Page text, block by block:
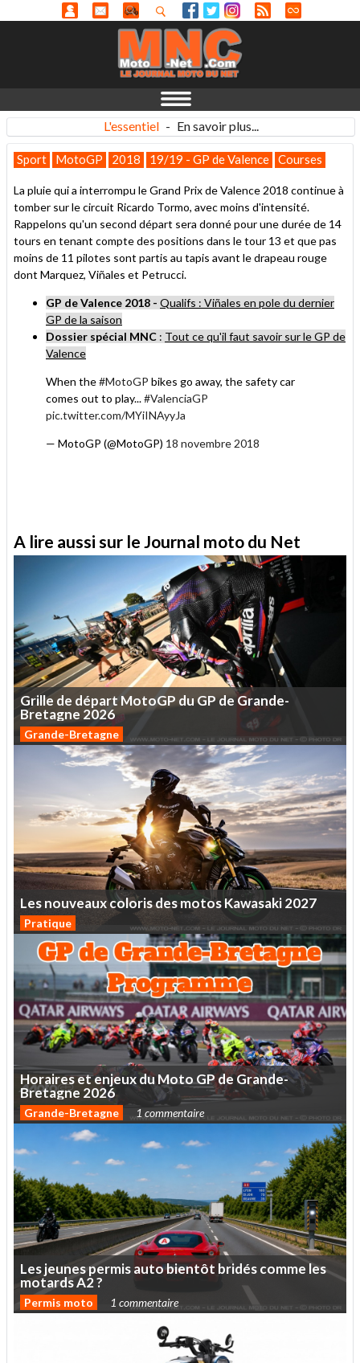
L'essentiel - En savoir plus...
Sport MotoGP 2018 19/19 - GP de Valence Courses
La pluie qui a interrompu le Grand Prix de Valence 2018 continue à
tomber sur le circuit Ricardo Tormo, avec moins d'intensité.
Rappelons qu'un second départ sera donné pour une durée de 14
tours en tenant compte des positions dans le tour 13 et que pas
moins de 11 pilotes sont partis au tapis avant le drapeau rouge
dont Marquez, Viñales et Petrucci.
GP de Valence 2018 - Qualifs : Viñales en pole du dernier
GP de la saison
Dossier spécial MNC : Tout ce qu'il faut savoir sur le GP de
Valence
When the#MotoGP bikes go away, the safety car
comes out to play...#ValenciaGP
pic.twitter.com/MYiINAyyJa
— MotoGP (@MotoGP) 18 novembre 2018
A lire aussi sur le Journal moto du Net
Grille de départ MotoGP duGPdeGrande-
Bretagne 2026
Grande-Bretagne
LesnouveauxcolorisdesmotosKawasaki2027
Pratique
HorairesetenjeuxduMotoGPdeGrande-
Bretagne 2026
Grande-Bretagne 1 commentaire
Lesjeunespermisautobientôt bridéscommeles
motardsA2?
Permis moto 1 commentaire